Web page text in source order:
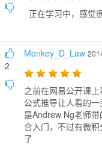
正在学习中，感觉
2
Monkey_D_Law
之前在网易公开课
公式推导让人看的
是Andrew Ng老师
合入门，不过有微
了